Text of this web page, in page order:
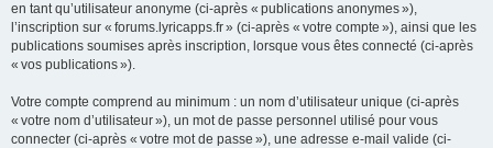
en tant qu’utilisateur anonyme (ci-après « publications anonymes »),
l’inscription sur « forums.lyricapps.fr » (ci-après « votre compte »), ainsi que les
publications soumises après inscription, lorsque vous êtes connecté (ci-après
« vos publications »).
Votre compte comprend au minimum : un nom d’utilisateur unique (ci-après
« votre nom d’utilisateur »), un mot de passe personnel utilisé pour vous
connecter (ci-après « votre mot de passe »), une adresse e-mail valide (ci-